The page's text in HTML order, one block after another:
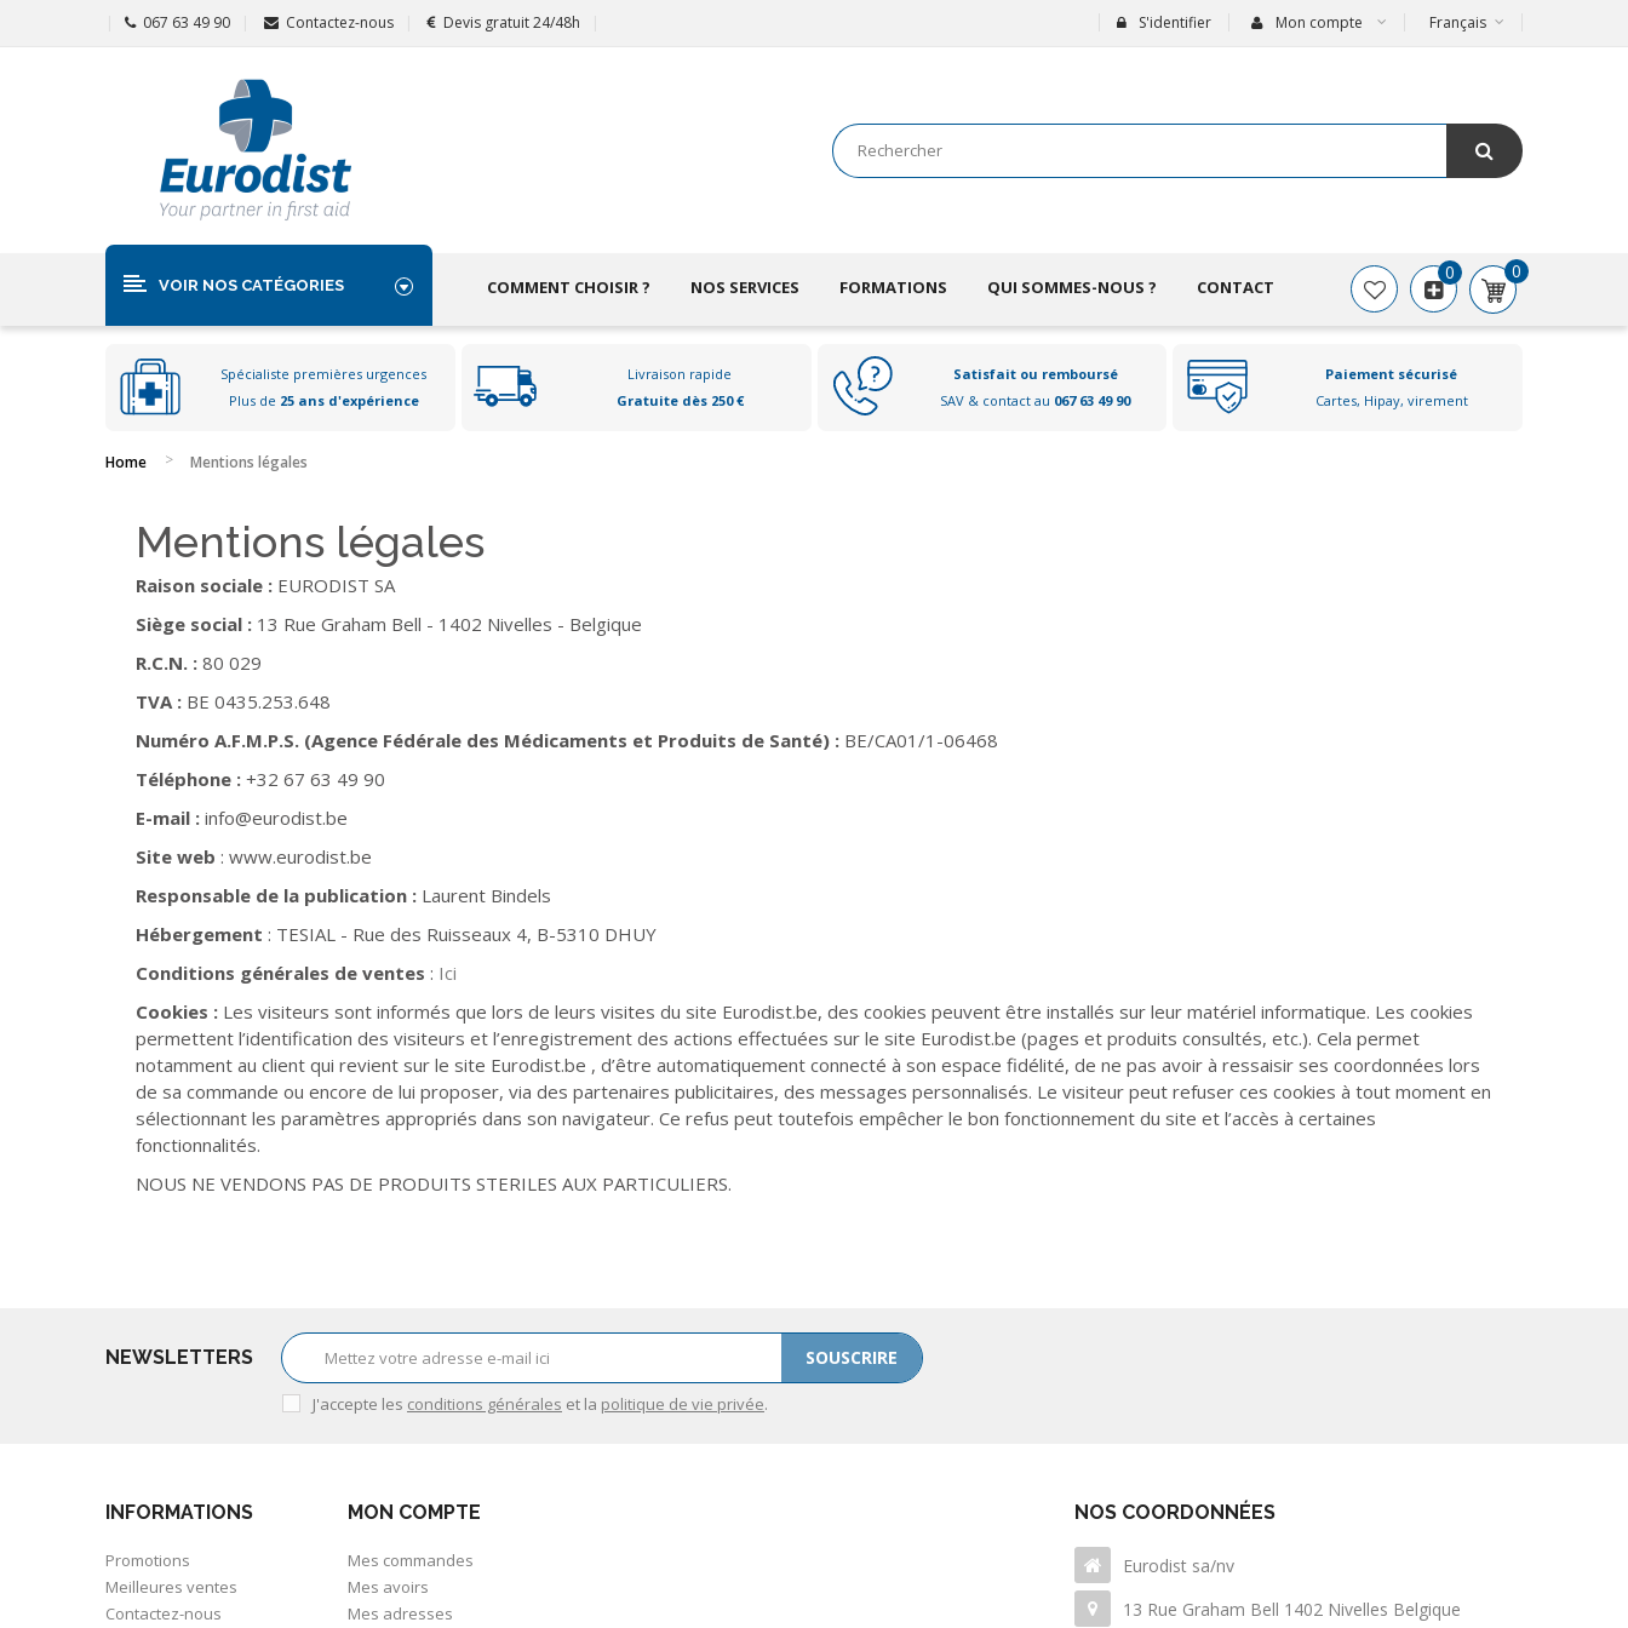
067 63 49 90 Contactez-nous Devis gratuit 24/48h Français
S'identifier Mon compte
VOIR NOS CATÉGORIES COMMENT CHOISIR ? NOS SERVICES FORMATIONS QUI SOMMES-NOUS ? CONTACT
0
0
Spécialiste premières urgences
Plus de 25 ans d'expérience
Livraison rapide
Gratuite dès 250 €
Satisfait ou remboursé
SAV & contact au 067 63 49 90
Paiement sécurisé
Cartes, Hipay, virement
Home Mentions légales
Mentions légales
Raison sociale : EURODIST SA
Siège social : 13 Rue Graham Bell - 1402 Nivelles - Belgique
R.C.N. : 80 029
TVA : BE 0435.253.648
Numéro A.F.M.P.S. (Agence Fédérale des Médicaments et Produits de Santé) : BE/CA01/1-06468
Téléphone : +32 67 63 49 90
E-mail : info@eurodist.be
Site web : www.eurodist.be
Responsable de la publication : Laurent Bindels
Hébergement : TESIAL - Rue des Ruisseaux 4, B-5310 DHUY
Conditions générales de ventes : Ici
Cookies : Les visiteurs sont informés que lors de leurs visites du site Eurodist.be, des cookies peuvent être installés sur leur matériel informatique. Les cookies
permettent l’identification des visiteurs et l’enregistrement des actions effectuées sur le site Eurodist.be (pages et produits consultés, etc.). Cela permet
notamment au client qui revient sur le site Eurodist.be , d’être automatiquement connecté à son espace fidélité, de ne pas avoir à ressaisir ses coordonnées lors
de sa commande ou encore de lui proposer, via des partenaires publicitaires, des messages personnalisés. Le visiteur peut refuser ces cookies à tout moment en
sélectionnant les paramètres appropriés dans son navigateur. Ce refus peut toutefois empêcher le bon fonctionnement du site et l’accès à certaines
fonctionnalités.
NOUS NE VENDONS PAS DE PRODUITS STERILES AUX PARTICULIERS.
NEWSLETTERS SOUSCRIRE
J'accepte les conditions générales et la politique de vie privée.
INFORMATIONS
Promotions
Meilleures ventes
Contactez-nous
MON COMPTE
Mes commandes
Mes avoirs
Mes adresses
NOS COORDONNÉES
Eurodist sa/nv
13 Rue Graham Bell 1402 Nivelles Belgique